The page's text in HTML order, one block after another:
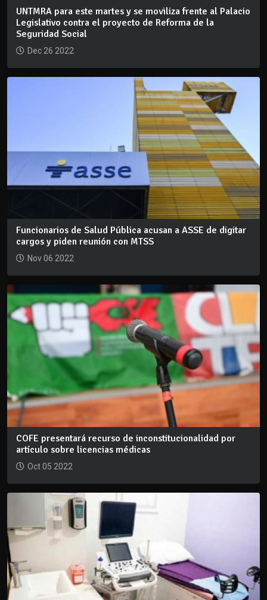
UNTMRA para este martes y se moviliza frente al Palacio
Legislativo contra el proyecto de Reforma de la
Seguridad Social
Dec 26 2022
Funcionarios de Salud Pública acusan a ASSE de digitar
cargos y piden reunión con MTSS
Nov 06 2022
COFE presentará recurso de inconstitucionalidad por
artículo sobre licencias médicas
Oct 05 2022